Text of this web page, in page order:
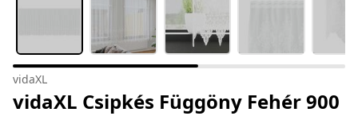
vidaXL
vidaXL Csipkés Függöny Fehér 900